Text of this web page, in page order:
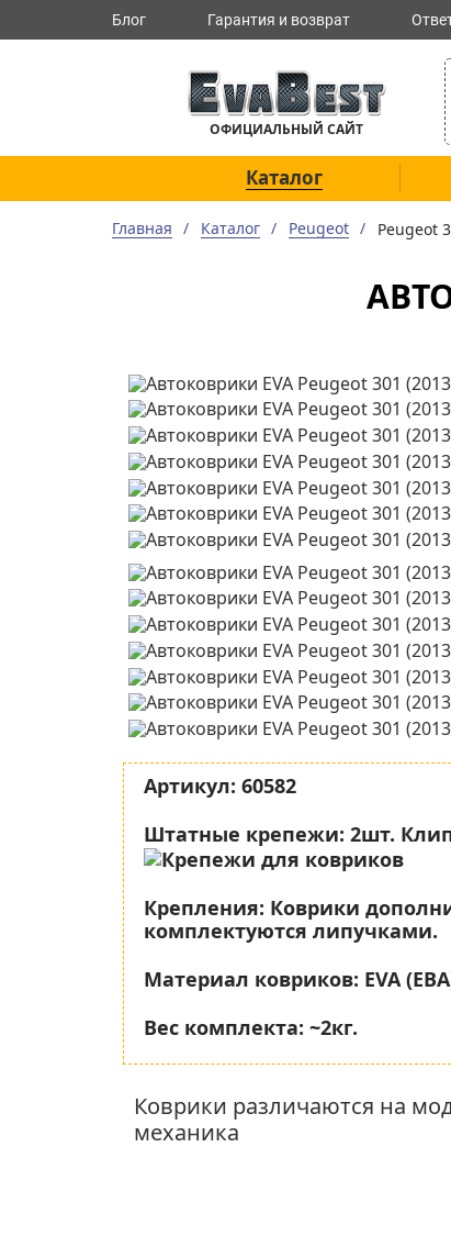
Блог Гарантия и возврат
ОФИЦИАЛЬНЫЙ САЙТ
Каталог
Главная Каталог Peugeot Peugeot
Артикул: 60582
Штатные крепежи: 2шт.
Крепления: Коврики
комплектуются липучками.
Материал ковриков: EVA
Вес комплекта: ~2кг.
Коврики различаются на
механика